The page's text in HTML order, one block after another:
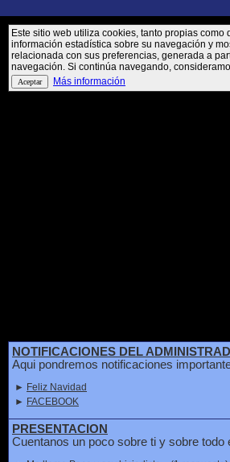
Este sitio web utiliza cookies, tanto propias como
información estadística sobre su navegación y
relacionada con sus preferencias, generada a
navegación. Si continúa navegando,
Más información
NOTIFICACIONES DEL
Aqui pondremos notificaciones
► Feliz Navidad
► FACEBOOK
PRESENTACION
Cuentanos un poco sobre ti y sobre